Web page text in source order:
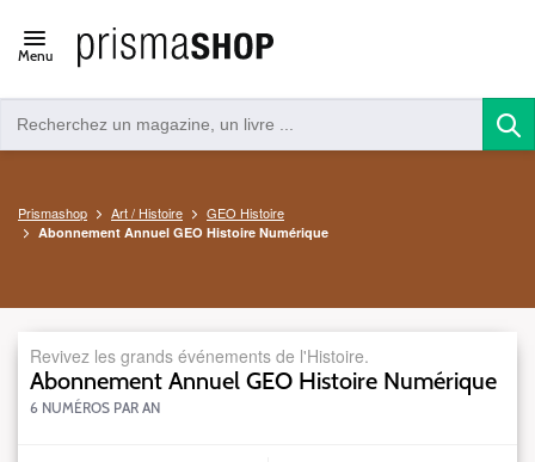
Open/close
navigation
Menu
Prismashop Art / Histoire GEO Histoire
Abonnement Annuel GEO Histoire Numérique
Revivez les grands événements de l'Histoire.
Abonnement Annuel GEO Histoire Numérique
6 NUMÉROS PAR AN